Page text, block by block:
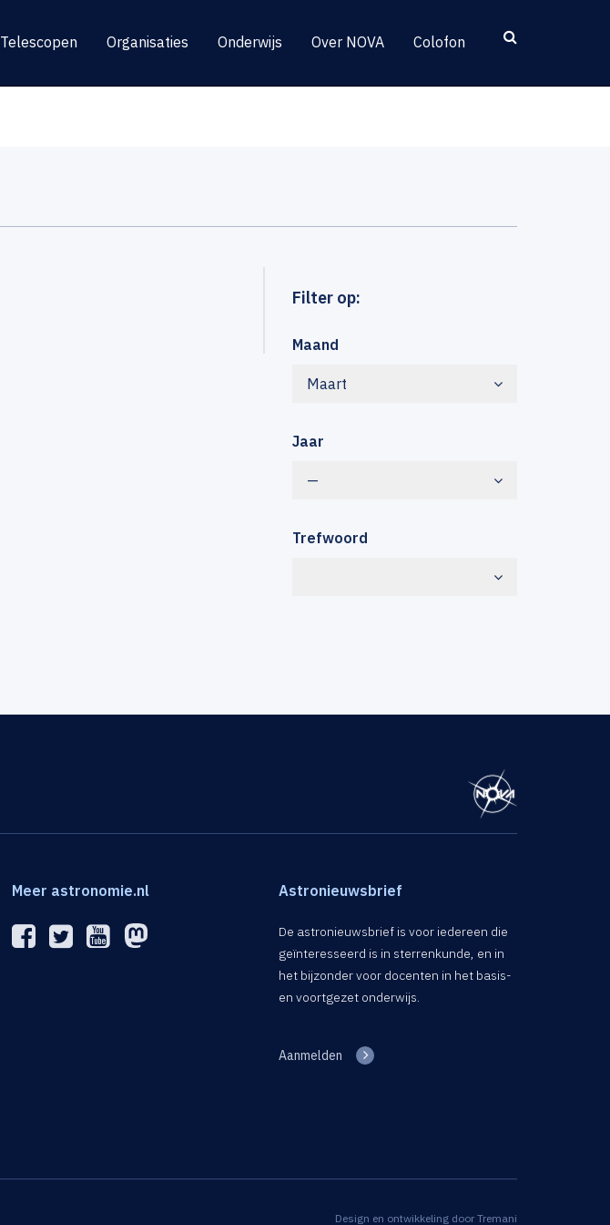
Telescopen Organisaties Onderwijs Over NOVA Colofon
Filter op:
Maand
Maart
Jaar
—
Trefwoord
Meer astronomie.nl Astronieuwsbrief
De astronieuwsbrief is voor iedereen die
geïnteresseerd is in sterrenkunde, en in
het bijzonder voor docenten in het basis-
en voortgezet onderwijs.
Aanmelden
Design en ontwikkeling door Tremani